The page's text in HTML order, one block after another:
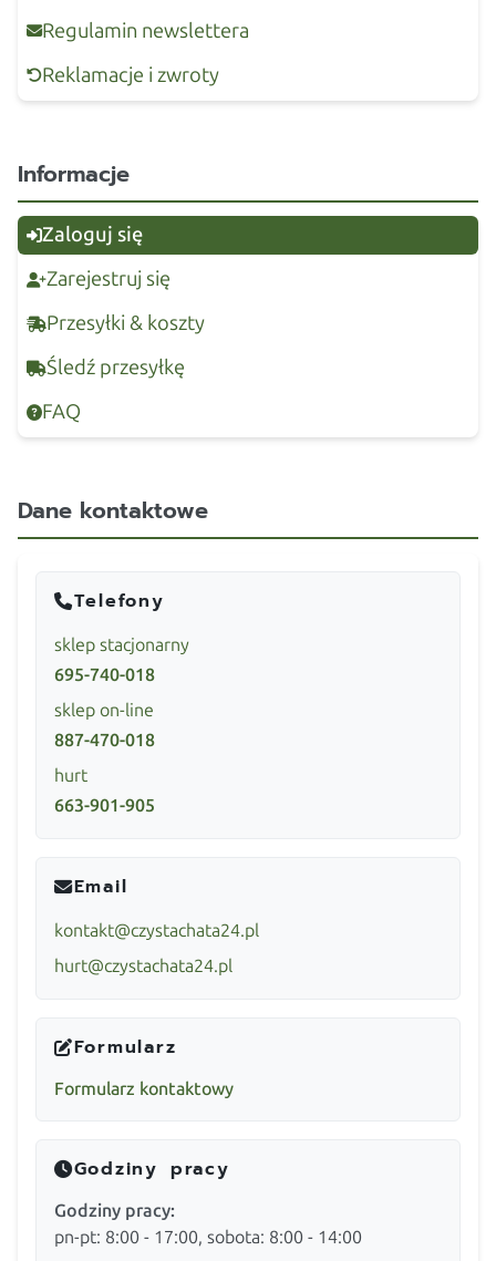
Regulamin newslettera
Reklamacje i zwroty
Informacje
Zaloguj się
Zarejestruj się
Przesyłki & koszty
Śledź przesyłkę
FAQ
Dane kontaktowe
Telefony
sklep stacjonarny
695-740-018
sklep on-line
887-470-018
hurt
663-901-905
Email
kontakt@czystachata24.pl
hurt@czystachata24.pl
Formularz
Formularz kontaktowy
Godziny pracy
Godziny pracy:
pn-pt: 8:00 - 17:00, sobota: 8:00 - 14:00